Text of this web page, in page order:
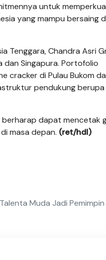
untuk
yang mampu bersaing
Tenggara, Chandra Asri
dan Singapura. Portofolio
cracker di Pulau Bukom
pendukung
dapat mencetak
masa depan. (ret/hdl)
Muda Jadi Pemimpin